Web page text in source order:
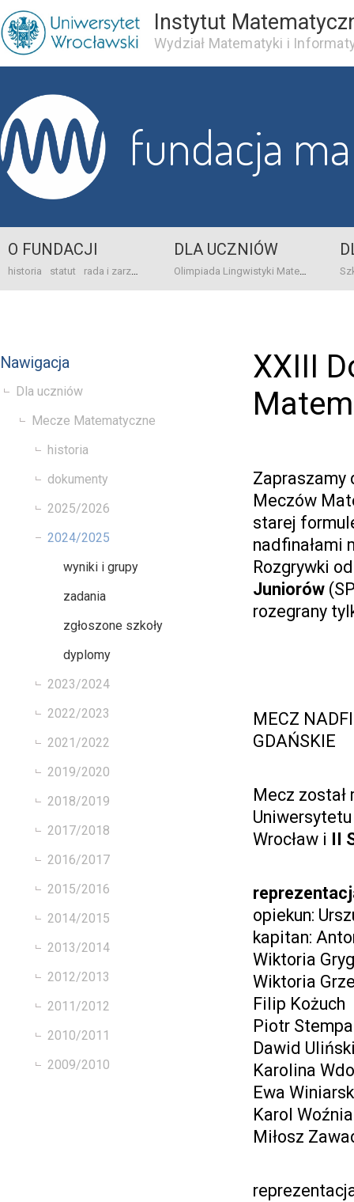
Instytut
Wydział Matematyki i
fundacja
O FUNDACJI
historia statut rada i zarząd dane bankowo-adresowe kontakt
DLA UCZNIÓW
Olimpiada Lingwistyki Matematycznej
Nawigacja
Dla uczniów
Mecze Matematyczne
historia
dokumenty
2025/2026
2024/2025
wyniki i grupy
zadania
zgłoszone szkoły
dyplomy
2023/2024
2022/2023
2021/2022
2019/2020
2018/2019
2017/2018
2016/2017
2015/2016
2014/2015
2013/2014
2012/2013
2011/2012
2010/2011
2009/2010
XXIII
Zapraszamy
Meczów
starej
nadfinałami
Rozgrywki
Juniorów
rozegrany
MECZ
GDAŃSKIE
Mecz
Wrocław i
II
opiekun:
kapitan:
Wiktoria
Wiktoria
Filip Kożuch
Piotr
Dawid
Karolina
Ewa
Karol
Miłosz